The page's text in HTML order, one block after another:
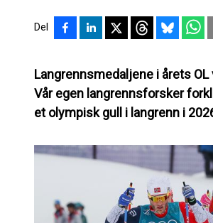
Del
Langrennsmedaljene i årets
Vår egen langrennsforsker
et olympisk gull i langrenn i